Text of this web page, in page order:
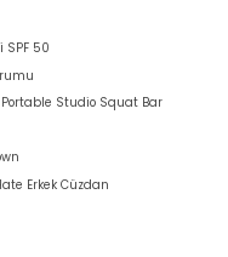
SPF 50
Studio Squat Bar
Erkek Cüzdan